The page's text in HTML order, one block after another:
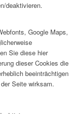
deaktivieren.
Google Maps,
Sie diese hier
dieser Cookies die
beeinträchtigen
Seite wirksam.